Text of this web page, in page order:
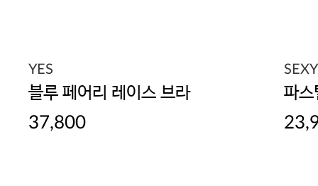
YES
블루 페어리 레이스 브라
37,800
파스